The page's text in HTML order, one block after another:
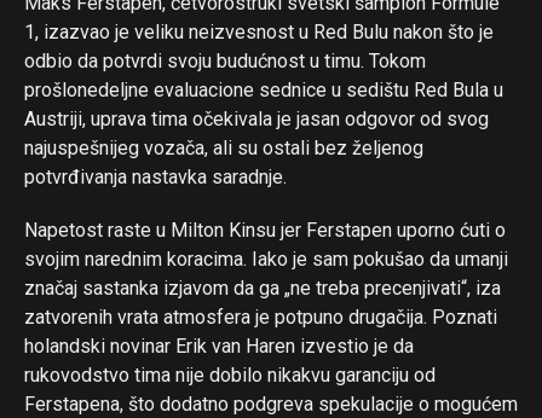
1, izazvao je veliku neizvesnost u Red Bulu nakon što je
odbio da potvrdi svoju budućnost u timu. Tokom
prošlonedeljne evaluacione sednice u sedištu Red Bula u
Austriji, uprava tima očekivala je jasan odgovor od svog
najuspešnijeg vozača, ali su ostali bez željenog
potvrđivanja nastavka saradnje.
Napetost raste u Milton Kinsu jer Ferstapen uporno ćuti o
svojim narednim koracima. Iako je sam pokušao da umanji
značaj sastanka izjavom da ga „ne treba precenjivati“, iza
zatvorenih vrata atmosfera je potpuno drugačija. Poznati
holandski novinar Erik van Haren izvestio je da
rukovodstvo tima nije dobilo nikakvu garanciju od
Ferstapena, što dodatno podgreva spekulacije o mogućem